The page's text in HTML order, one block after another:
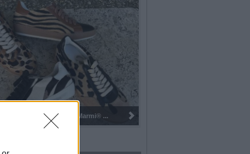
Pulizia del bosco del Rugareto a ...